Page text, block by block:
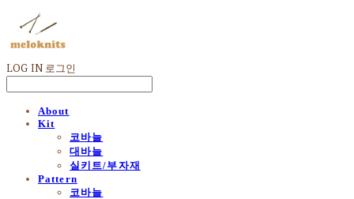
LOG IN 로그인
About
Kit
코바늘
대바늘
실키트/부자재
Pattern
코바늘